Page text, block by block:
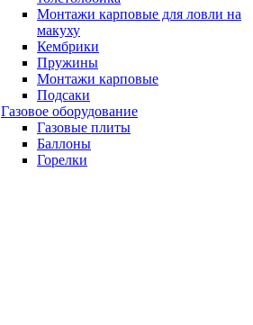
Монтажи карповые для ловли на
макуху
Кембрики
Пружины
Монтажи карповые
Подсаки
Газовое оборудование
Газовые плиты
Баллоны
Горелки